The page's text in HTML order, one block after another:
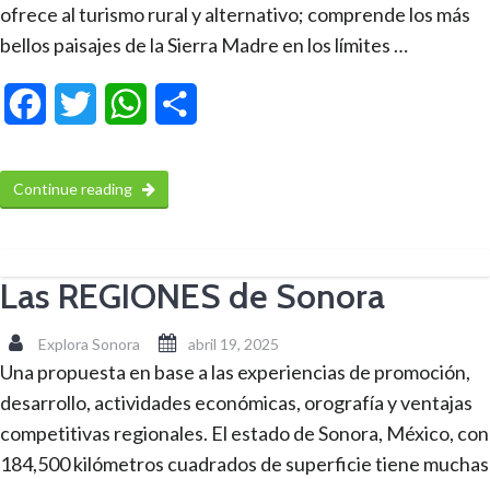
ofrece al turismo rural y alternativo; comprende los más
bellos paisajes de la Sierra Madre en los límites …
FacebookTwitter WhatsApp
Continue reading
Las REGIONES de Sonora
Explora Sonora abril 19, 2025
Una propuesta en base a las experiencias de promoción,
desarrollo, actividades económicas, orografía y ventajas
competitivas regionales. El estado de Sonora, México, con
184,500 kilómetros cuadrados de superficie tiene muchas